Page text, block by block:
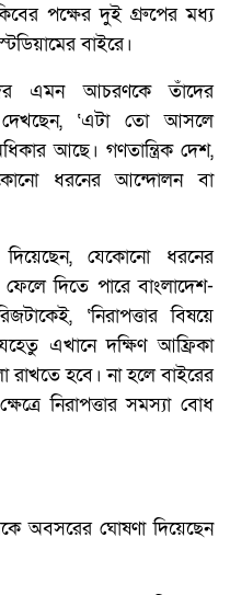
পক্ষের দুই গ্রুপের মধ্য
বাইরে।
এমন আচরণকে তাঁদের
দেখছেন, ‘এটা তো আসলে
আছে। গণতান্ত্রিক দেশ,
ধরনের আন্দোলন বা
যেকোনো ধরনের
ফেলে দিতে পারে বাংলাদেশ-
‘নিরাপত্তার বিষয়ে
এখানে দক্ষিণ আফ্রিকা
হবে। না হলে বাইরের
নিরাপত্তার সমস্যা বোধ